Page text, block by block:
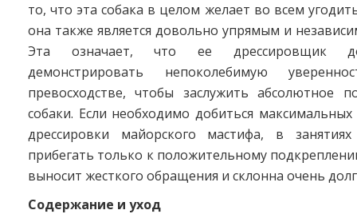
то, что эта собака в целом желает во всем
она также является довольно упрямым и
Эта означает, что ее дрессировщик
демонстрировать непоколебимую
превосходстве, чтобы заслужить абсолютное
собаки. Если необходимо добиться максимальных
дрессировки майорского мастифа, в
прибегать только к положительному
выносит жесткого обращения и склонна очень
Содержание и уход